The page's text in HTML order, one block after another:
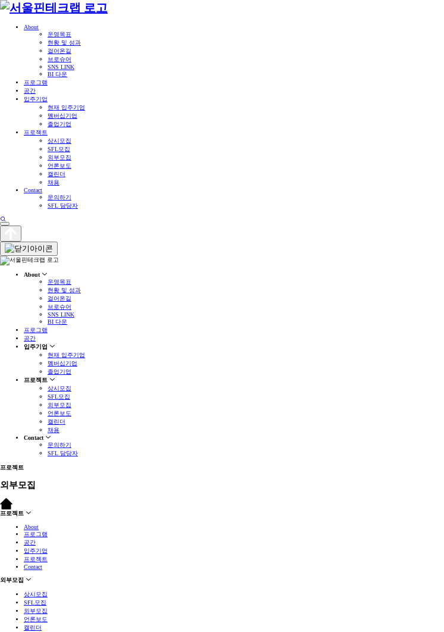
About
운영목표
현황 및 성과
걸어온길
브로슈어
SNS LINK
BI 다운
프로그램
공간
입주기업
현재 입주기업
멤버십기업
졸업기업
프로젝트
상시모집
SFL모집
외부모집
언론보도
캘린더
채용
Contact
문의하기
SFL 담당자
About
운영목표
현황 및 성과
걸어온길
브로슈어
SNS LINK
BI 다운
프로그램
공간
입주기업
현재 입주기업
멤버십기업
졸업기업
프로젝트
상시모집
SFL모집
외부모집
언론보도
캘린더
채용
Contact
문의하기
SFL 담당자
프로젝트
외부모집
프로젝트
About
프로그램
공간
입주기업
프로젝트
Contact
외부모집
상시모집
SFL모집
외부모집
언론보도
캘린더